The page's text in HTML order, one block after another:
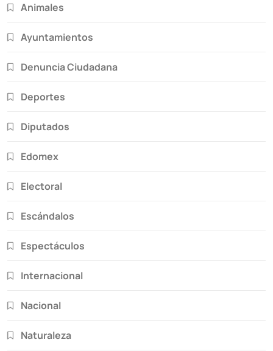
Animales
Ayuntamientos
Denuncia Ciudadana
Deportes
Diputados
Edomex
Electoral
Escándalos
Espectáculos
Internacional
Nacional
Naturaleza